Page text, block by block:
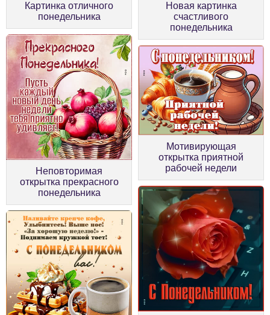
Картинка отличного
понедельника
Новая картинка
счастливого
понедельника
Неповторимая
открытка прекрасного
понедельника
Мотивирующая
открытка приятной
рабочей недели